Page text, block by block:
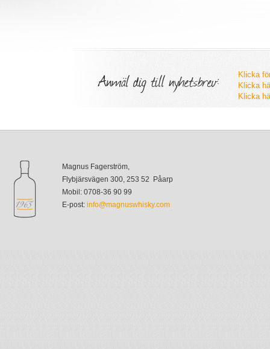
Anmäl dig till nyhetsbrev:
Klicka
Klicka
Klicka
Magnus Fagerström,
Flybjärsvägen 300, 253 52 Påarp
Mobil: 0708-36 90 99
E-post: info@magnuswhisky.com